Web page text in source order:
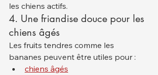
les chiens actifs.
4. Une friandise douce pour les
chiens âgés
Les fruits tendres comme les
bananes peuvent être utiles pour :
chiens âgés